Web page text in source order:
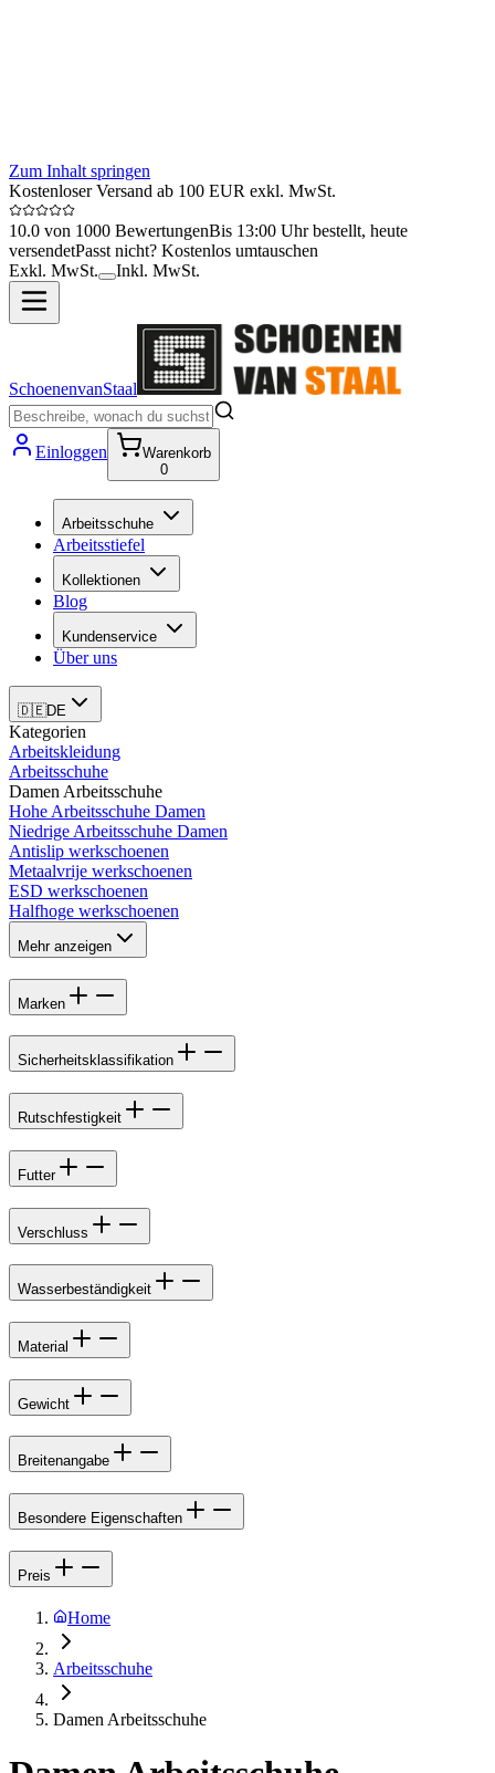
Zum Inhalt springen
Kostenloser Versand ab 100 EUR exkl. MwSt.
10.0 von 1000 BewertungenBis 13:00 Uhr bestellt, heute
versendetPasst nicht? Kostenlos umtauschen
Exkl. MwSt.
Inkl. MwSt.
SchoenenvanStaal
Einloggen
Warenkorb
0
Arbeitsschuhe
Arbeitsstiefel
Kollektionen
Blog
Kundenservice
Über uns
🇩🇪DE
Kategorien
Arbeitskleidung
Arbeitsschuhe
Damen Arbeitsschuhe
Hohe Arbeitsschuhe Damen
Niedrige Arbeitsschuhe Damen
Antislip werkschoenen
Metaalvrije werkschoenen
ESD werkschoenen
Halfhoge werkschoenen
Mehr anzeigen
Marken
Sicherheitsklassifikation
Rutschfestigkeit
Futter
Verschluss
Wasserbeständigkeit
Material
Gewicht
Breitenangabe
Besondere Eigenschaften
Preis
Home
Arbeitsschuhe
Damen Arbeitsschuhe